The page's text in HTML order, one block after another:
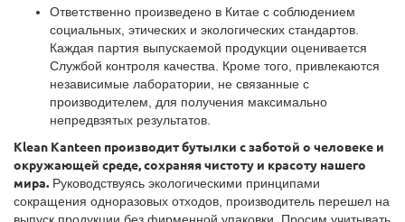
Ответственно произведено в Китае с соблюдением
социальных, этических и экологических стандартов.
Каждая партия выпускаемой продукции оценивается
Службой контроля качества. Кроме того, привлекаются
независимые лаборатории, не связанные с
производителем, для получения максимально
непредвзятых результатов.
Klean Kanteen производит бутылки с заботой о человеке и
окружающей среде, сохраняя чистоту и красоту нашего
мира. Руководствуясь экологическими принципами
сокращения одноразовых отходов, производитель перешел на